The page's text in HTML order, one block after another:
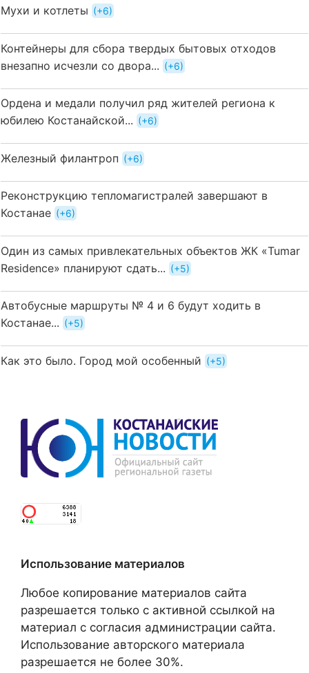
Мухи и котлеты +6
Контейнеры для сбора твердых бытовых отходов
внезапно исчезли со двора...
+6
Ордена и медали получил ряд жителей региона к
юбилею Костанайской...
+6
Железный филантроп +6
Реконструкцию тепломагистралей завершают в
Костанае
+6
Один из самых привлекательных объектов ЖК «Tumar
Residence» планируют сдать...
+5
Автобусные маршруты № 4 и 6 будут ходить в
Костанае...
+5
Как это было. Город мой особенный +5
Использование материалов
Любое копирование материалов сайта
разрешается только с активной ссылкой на
материал с согласия администрации сайта.
Использование авторского материала
разрешается не более 30%.